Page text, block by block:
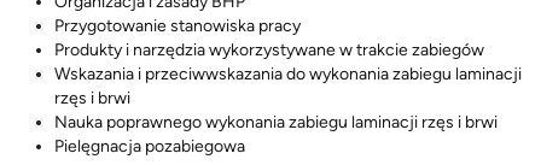
Przygotowanie stanowiska pracy
Produkty i narzędzia wykorzystywane w trakcie zabiegów
Wskazania i przeciwwskazania do wykonania zabiegu laminacji
rzęs i brwi
Nauka poprawnego wykonania zabiegu laminacji rzęs i brwi
Pielęgnacja pozabiegowa